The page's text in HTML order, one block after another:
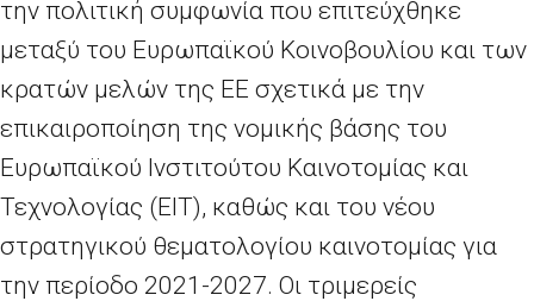
την πολιτική συμφωνία που επιτεύχθηκε
μεταξύ του Ευρωπαϊκού Κοινοβουλίου και των
κρατών μελών της ΕΕ σχετικά με την
επικαιροποίηση της νομικής βάσης του
Ευρωπαϊκού Ινστιτούτου Καινοτομίας και
Τεχνολογίας (ΕΙΤ), καθώς και του νέου
στρατηγικού θεματολογίου καινοτομίας για
την περίοδο 2021-2027. Οι τριμερείς